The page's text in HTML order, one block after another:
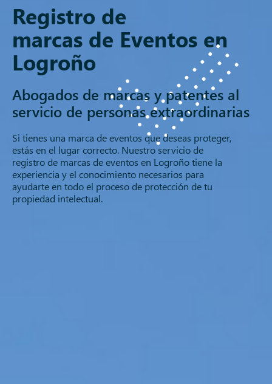
Registro de
marcas de Eventos en
Logroño
Abogados de marcas y patentes al
servicio de personas extraordinarias
Si tienes una marca de eventos que deseas proteger,
estás en el lugar correcto. Nuestro servicio de
registro de marcas de eventos en Logroño tiene la
experiencia y el conocimiento necesarios para
ayudarte en todo el proceso de protección de tu
propiedad intelectual.